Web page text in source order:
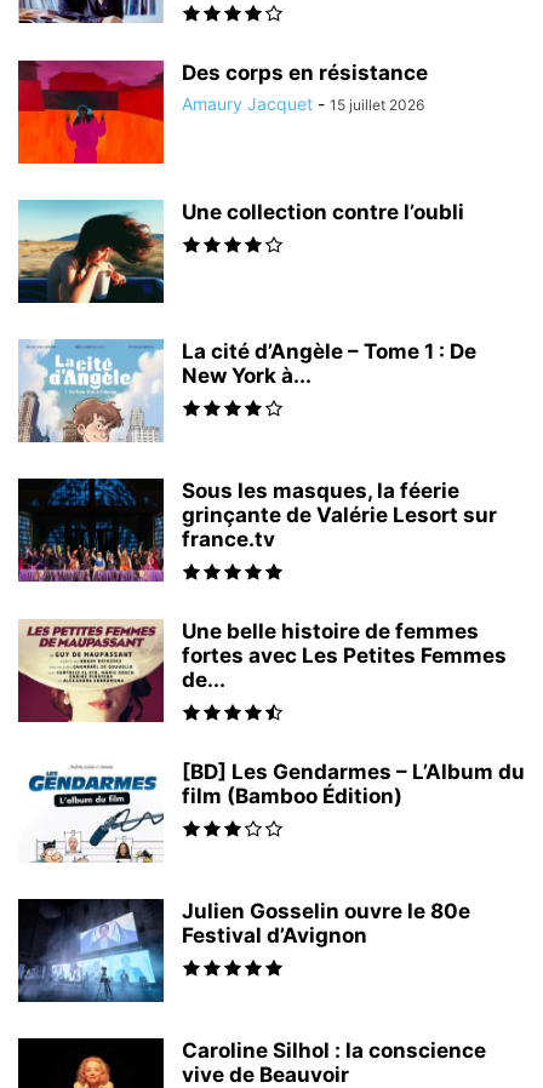
Des corps en résistance
Amaury Jacquet - 15 juillet 2026
Une collection contre l’oubli
La cité d’Angèle – Tome 1 : De
New York à...
Sous les masques, la féerie
grinçante de Valérie Lesort sur
france.tv
Une belle histoire de femmes
fortes avec Les Petites Femmes
de...
[BD] Les Gendarmes – L’Album du
film (Bamboo Édition)
Julien Gosselin ouvre le 80e
Festival d’Avignon
Caroline Silhol : la conscience
vive de Beauvoir